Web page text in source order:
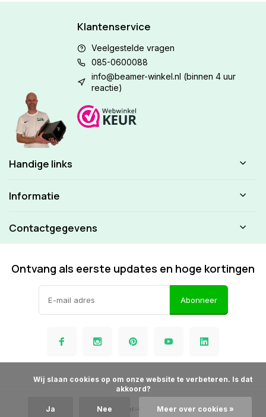
Klantenservice
Veelgestelde vragen
085-0600088
info@beamer-winkel.nl (binnen 4 uur
reactie)
Handige links
Informatie
Contactgegevens
Ontvang als eerste updates en hoge kortingen
Abonneer
© Beamer-winkel.nl
akkoord?
Ja Nee Meer over cookies »